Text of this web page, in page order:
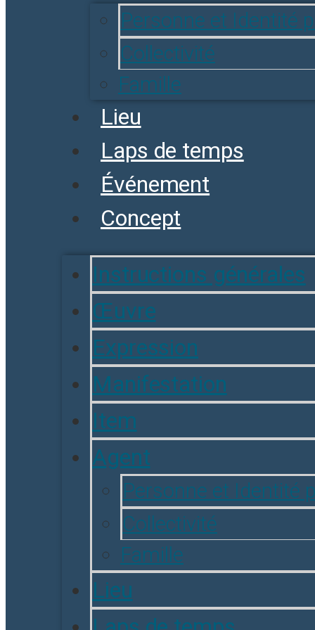
Personne et Identité
Collectivité
Famille
Lieu
Laps de temps
Événement
Concept
Instructions générales
Œuvre
Expression
Manifestation
Item
Agent
Personne et Identité
Collectivité
Famille
Lieu